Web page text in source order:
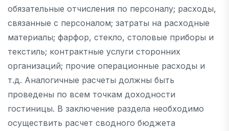
обязательные отчисления по персоналу; расходы,
связанные с персоналом; затраты на расходные
материалы; фарфор, стекло, столовые приборы и
текстиль; контрактные услуги сторонних
организаций; прочие операционные расходы и
т.д. Аналогичные расчеты должны быть
проведены по всем точкам доходности
гостиницы. В заключение раздела необходимо
осуществить расчет сводного бюджета